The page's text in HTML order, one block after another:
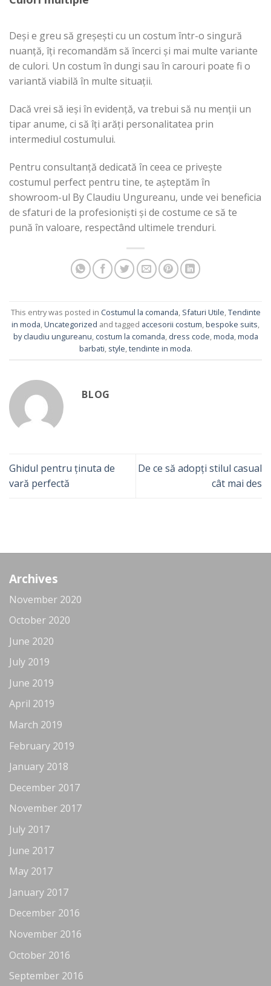
Deși e greu să greșești cu un costum într-o singură
nuanță, îți recomandăm să încerci și mai multe variante
de culori. Un costum în dungi sau în carouri poate fi o
variantă viabilă în multe situații.
Dacă vrei să ieși în evidență, va trebui să nu menții un
tipar anume, ci să îți arăți personalitatea prin
intermediul costumului.
Pentru consultanță dedicată în ceea ce privește
costumul perfect pentru tine, te așteptăm în
showroom-ul By Claudiu Ungureanu, unde vei beneficia
de sfaturi de la profesioniști și de costume ce să te
pună în valoare, respectând ultimele trenduri.
This entry was posted in Costumul la comanda, Sfaturi Utile,Tendinte
in moda,Uncategorized and tagged accesorii costum,bespoke suits,
by claudiu ungureanu, costum la comanda, dress code,moda,moda
barbati, style,tendinte in moda.
BLOG
Ghidul pentru ținuta de
vară perfectă
De ce să adopți stilul casual
cât mai des
Archives
November 2020
October 2020
June 2020
July 2019
June 2019
April 2019
March 2019
February 2019
January 2018
December 2017
November 2017
July 2017
June 2017
May 2017
January 2017
December 2016
November 2016
October 2016
September 2016